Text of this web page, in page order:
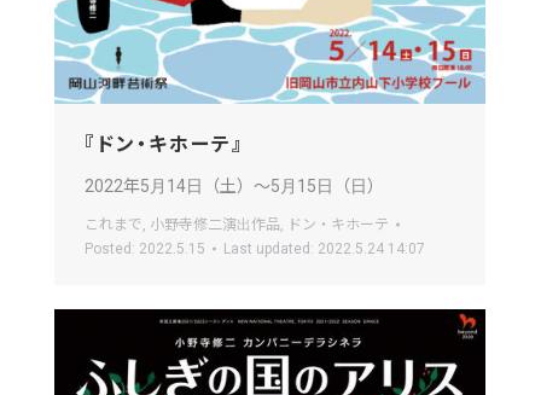
『ドン・キホーテ』
2022年5月14日（土）〜5月15日（日）
これまで, 小野寺修二演出作品,
ドン・キホーテ
Posted: 2022.5.15 Last updated: 2022.5.24 14:07